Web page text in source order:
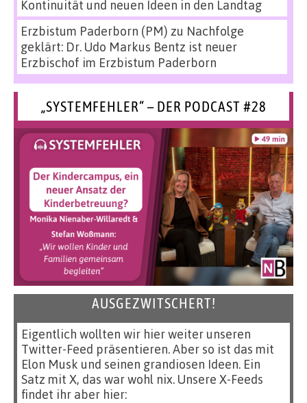
Kontinuität und neuen Ideen in den Landtag
Erzbistum Paderborn (PM) zu Nachfolge
geklärt: Dr. Udo Markus Bentz ist neuer
Erzbischof im Erzbistum Paderborn
„SYSTEMFEHLER“ – DER PODCAST #28
AUSGEZWITSCHERT!
Eigentlich wollten wir hier weiter unseren
Twitter-Feed präsentieren. Aber so ist das mit
Elon Musk und seinen grandiosen Ideen. Ein
Satz mit X, das war wohl nix. Unsere X-Feeds
findet ihr aber hier: